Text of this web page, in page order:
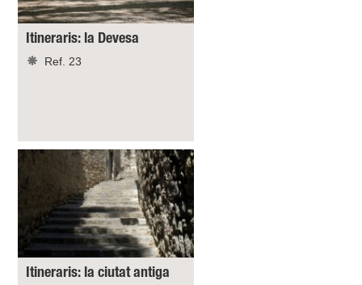
Itineraris: la Devesa
Ref. 23
Itineraris: la ciutat antiga